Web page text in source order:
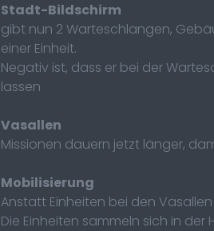
Stadt-Bildschirm
gibt nun 2 Warteschlangen,
einer Einheit.
Negativ ist, dass er bei der
lassen
Vasallen
Missionen dauern jetzt länger,
Mobilisierung
Anstatt Einheiten bei den
Die Einheiten sammeln sich in